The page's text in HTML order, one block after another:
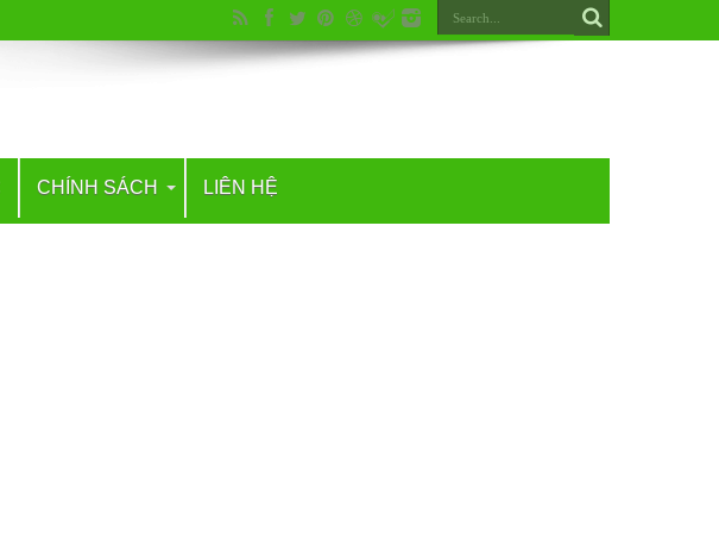
CHÍNH SÁCH LIÊN HỆ